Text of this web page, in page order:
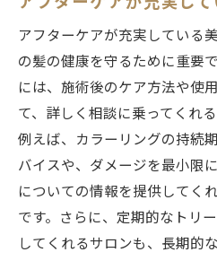
アフターケアが充実している
の髪の健康を守るために重要
には、施術後のケア方法や使
て、詳しく相談に乗ってくれ
例えば、カラーリングの持続
バイスや、ダメージを最小限
についての情報を提供してく
です。さらに、定期的なトリ
してくれるサロンも、長期的